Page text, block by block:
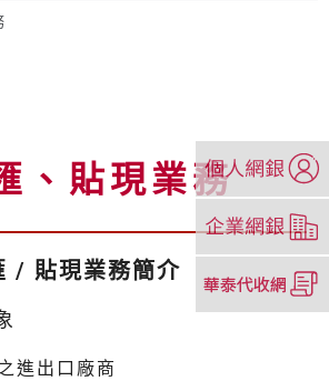
、貼現業務
/ 貼現業務簡介
進出口廠商
開
新
視
窗）
開
新
視
窗）
開